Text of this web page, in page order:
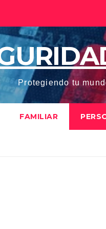
Protegiendo tu
FAMILIAR